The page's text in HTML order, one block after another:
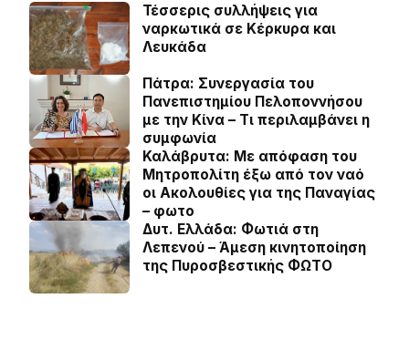
Τέσσερις συλλήψεις για
ναρκωτικά σε Κέρκυρα και
Λευκάδα
Πάτρα: Συνεργασία του
Πανεπιστημίου Πελοποννήσου
με την Κίνα – Τι περιλαμβάνει η
συμφωνία
Καλάβρυτα: Με απόφαση του
Μητροπολίτη έξω από τον ναό
οι Ακολουθίες για της Παναγίας
– φωτο
Δυτ. Ελλάδα: Φωτιά στη
Λεπενού – Άμεση κινητοποίηση
της Πυροσβεστικής ΦΩΤΟ